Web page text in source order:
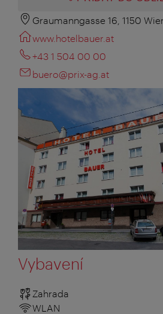
Graumanngasse 16, 1150
www.hotelbauer.at
+43 1 504 00 00
buero@prix-ag.at
Vybavení
Zahrada
WLAN